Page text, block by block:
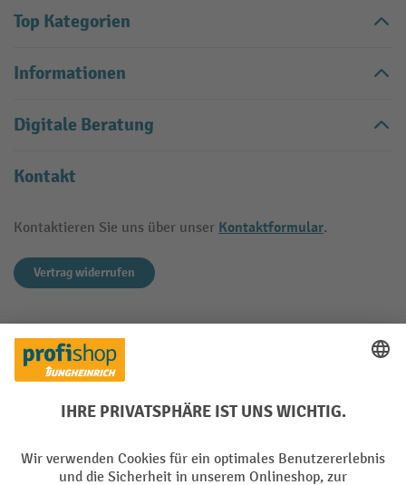
Top Kategorien
Informationen
Digitale Beratung
Kontakt
Kontaktieren Sie uns über unser Kontaktformular.
Vertrag widerrufen
Käuferschutz
Mit geprüfter Qualität, Sicherheit und Transparenz ist jh-